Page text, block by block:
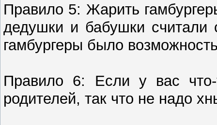
Правило 5: Жарить
дедушки и бабушки считали
гамбургеры было
Правило 6: Если у вас
родителей, так что не надо